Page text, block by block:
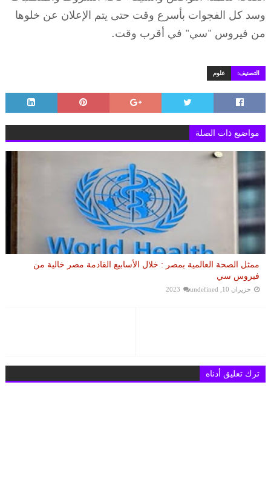
وسد كل الفجوات بأسرع وقت حتى يتم الإعلان عن خلوها
من فيروس "سي" في أقرب وقت.
التصنيف: علوم
مواضيع ذات الصلة
ممثل الصحة العالمية بمصر : خلال الأسابيع القادمة مصر خالية من
فيروس سي
حزيران 10, 2023 undefined
ترك تعليق أدناه